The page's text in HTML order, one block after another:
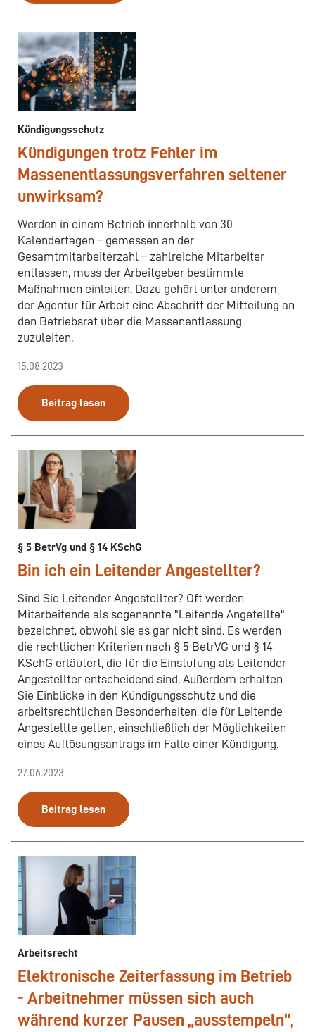
Kündigungsschutz
Kündigungen trotz Fehler im
Massenentlassungsverfahren seltener
unwirksam?
Werden in einem Betrieb innerhalb von 30
Kalendertagen – gemessen an der
Gesamtmitarbeiterzahl – zahlreiche Mitarbeiter
entlassen, muss der Arbeitgeber bestimmte
Maßnahmen einleiten. Dazu gehört unter anderem,
der Agentur für Arbeit eine Abschrift der Mitteilung an
den Betriebsrat über die Massenentlassung
zuzuleiten.
15.08.2023
Beitrag lesen
§ 5 BetrVg und § 14 KSchG
Bin ich ein Leitender Angestellter?
Sind Sie Leitender Angestellter? Oft werden
Mitarbeitende als sogenannte "Leitende Angetellte"
bezeichnet, obwohl sie es gar nicht sind. Es werden
die rechtlichen Kriterien nach § 5 BetrVG und § 14
KSchG erläutert, die für die Einstufung als Leitender
Angestellter entscheidend sind. Außerdem erhalten
Sie Einblicke in den Kündigungsschutz und die
arbeitsrechtlichen Besonderheiten, die für Leitende
Angestellte gelten, einschließlich der Möglichkeiten
eines Auflösungsantrags im Falle einer Kündigung.
27.06.2023
Beitrag lesen
Arbeitsrecht
Elektronische Zeiterfassung im Betrieb
- Arbeitnehmer müssen sich auch
während kurzer Pausen „ausstempeln“,